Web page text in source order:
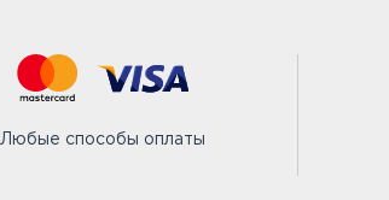
Любые способы оплаты